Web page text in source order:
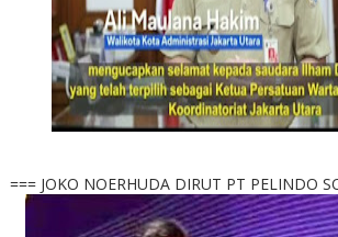
=== JOKO NOERHUDA DIRUT PT PELINDO